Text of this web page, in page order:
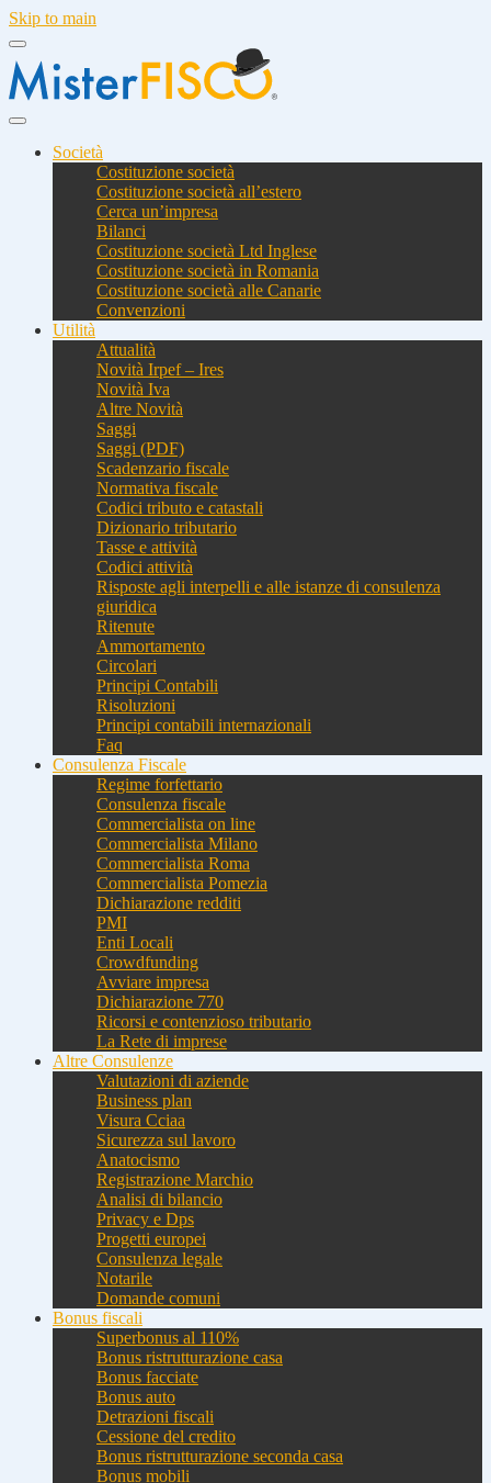
Skip to main
Società
Costituzione società
Costituzione società all’estero
Cerca un’impresa
Bilanci
Costituzione società Ltd Inglese
Costituzione società in Romania
Costituzione società alle Canarie
Convenzioni
Utilità
Attualità
Novità Irpef – Ires
Novità Iva
Altre Novità
Saggi
Saggi (PDF)
Scadenzario fiscale
Normativa fiscale
Codici tributo e catastali
Dizionario tributario
Tasse e attività
Codici attività
Risposte agli interpelli e alle istanze di consulenza
giuridica
Ritenute
Ammortamento
Circolari
Principi Contabili
Risoluzioni
Principi contabili internazionali
Faq
Consulenza Fiscale
Regime forfettario
Consulenza fiscale
Commercialista on line
Commercialista Milano
Commercialista Roma
Commercialista Pomezia
Dichiarazione redditi
PMI
Enti Locali
Crowdfunding
Avviare impresa
Dichiarazione 770
Ricorsi e contenzioso tributario
La Rete di imprese
Altre Consulenze
Valutazioni di aziende
Business plan
Visura Cciaa
Sicurezza sul lavoro
Anatocismo
Registrazione Marchio
Analisi di bilancio
Privacy e Dps
Progetti europei
Consulenza legale
Notarile
Domande comuni
Bonus fiscali
Superbonus al 110%
Bonus ristrutturazione casa
Bonus facciate
Bonus auto
Detrazioni fiscali
Cessione del credito
Bonus ristrutturazione seconda casa
Bonus mobili